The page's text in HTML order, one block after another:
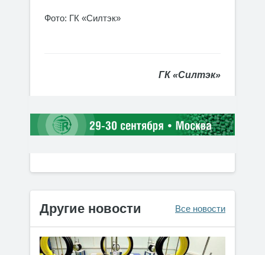
Фото: ГК «Силтэк»
ГК «Силтэк»
Другие новости Все новости